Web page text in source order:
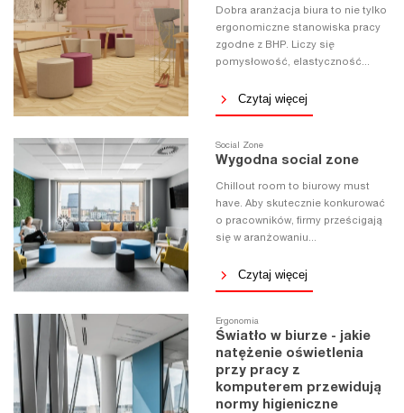
Dobra aranżacja biura to nie tylko
ergonomiczne stanowiska pracy
zgodne z BHP. Liczy się
pomysłowość, elastyczność...
Czytaj więcej
Social Zone
Wygodna social zone
Chillout room to biurowy must
have. Aby skutecznie konkurować
o pracowników, firmy prześcigają
się w aranżowaniu...
Czytaj więcej
Ergonomia
Światło w biurze - jakie
natężenie oświetlenia
przy pracy z
komputerem przewidują
normy higieniczne